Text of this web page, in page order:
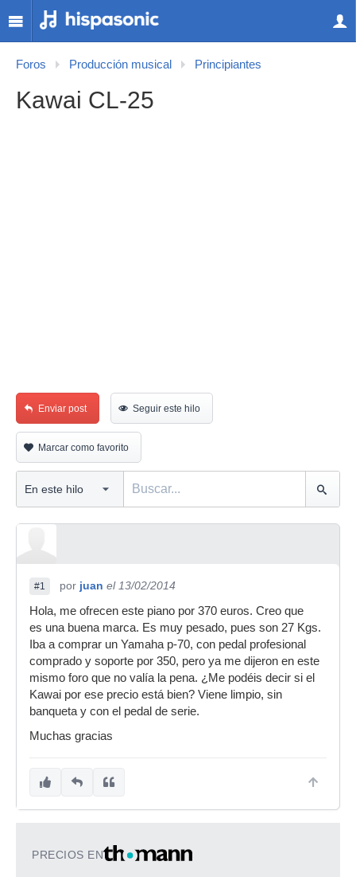
Foros Producción musical Principiantes
Kawai CL-25
Enviar post Seguir este hilo
Marcar como favorito
#1 por juan el 13/02/2014
Hola, me ofrecen este piano por 370 euros. Creo que
es una buena marca. Es muy pesado, pues son 27 Kgs.
Iba a comprar un Yamaha p-70, con pedal profesional
comprado y soporte por 350, pero ya me dijeron en este
mismo foro que no valía la pena. ¿Me podéis decir si el
Kawai por ese precio está bien? Viene limpio, sin
banqueta y con el pedal de serie.
Muchas gracias
PRECIOS EN